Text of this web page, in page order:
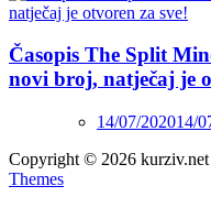
Časopis The Split
novi broj, natječaj je
14/07/202014/
Copyright © 2026
Themes